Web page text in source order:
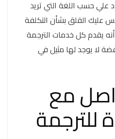
علي حسب اللغة التي تريد
عليك القلق بشأن التكلفة
يقدم كل خدمات الترجمة
لا يوجد لها مثيل في
مع